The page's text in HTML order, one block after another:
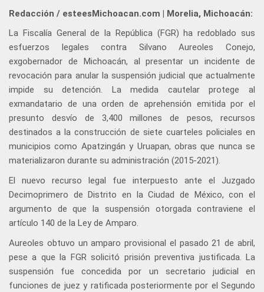
Redacción / esteesMichoacan.com | Morelia, Michoacán:
La Fiscalía General de la República (FGR) ha redoblado sus
esfuerzos legales contra Silvano Aureoles Conejo,
exgobernador de Michoacán, al presentar un incidente de
revocación para anular la suspensión judicial que actualmente
impide su detención. La medida cautelar protege al
exmandatario de una orden de aprehensión emitida por el
presunto desvío de 3,400 millones de pesos, recursos
destinados a la construcción de siete cuarteles policiales en
municipios como Apatzingán y Uruapan, obras que nunca se
materializaron durante su administración (2015-2021).
El nuevo recurso legal fue interpuesto ante el Juzgado
Decimoprimero de Distrito en la Ciudad de México, con el
argumento de que la suspensión otorgada contraviene el
artículo 140 de la Ley de Amparo.
Aureoles obtuvo un amparo provisional el pasado 21 de abril,
pese a que la FGR solicitó prisión preventiva justificada. La
suspensión fue concedida por un secretario judicial en
funciones de juez y ratificada posteriormente por el Segundo